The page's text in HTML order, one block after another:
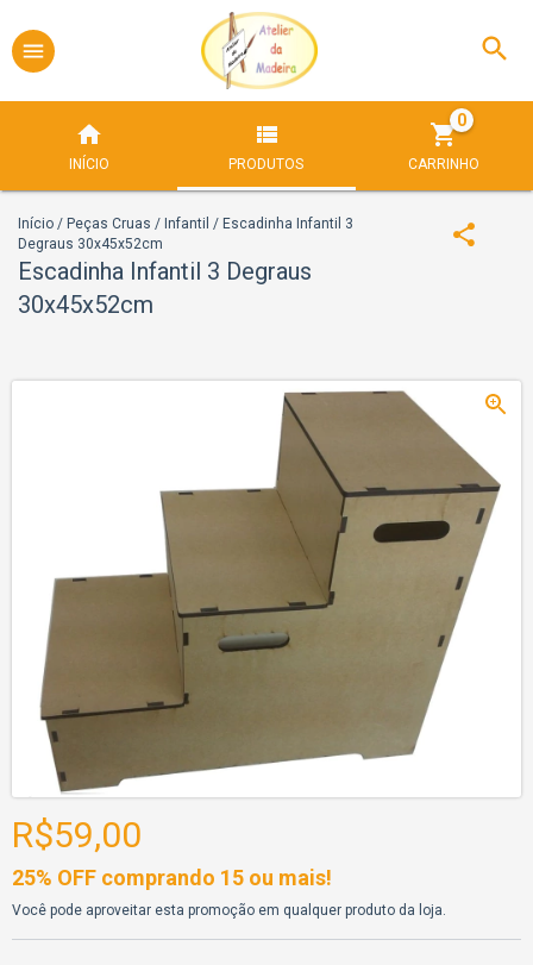
INÍCIO PRODUTOS CARRINHO
0
Início / Peças Cruas / Infantil / Escadinha Infantil 3
Degraus 30x45x52cm
Escadinha Infantil 3 Degraus
30x45x52cm
R$59,00
25% OFF comprando 15 ou mais!
Você pode aproveitar esta promoção em qualquer produto da loja.